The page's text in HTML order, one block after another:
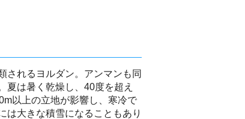
されるヨルダン。アンマンも同
夏は暑く乾燥し、40度を超え
以上の立地が影響し、寒冷で
は大きな積雪になることもあり